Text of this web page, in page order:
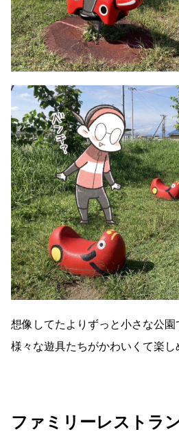
想像してたよりずっと小さな公
様々な遊具たちがかわいくて楽し
ファミリーレストラ